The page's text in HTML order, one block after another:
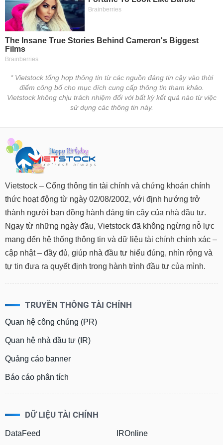
* Vietstock tổng hợp thông tin từ các nguồn đáng tin cậy vào thời
điểm công bố cho mục đích cung cấp thông tin tham khảo.
Vietstock không chịu trách nhiệm đối với bất kỳ kết quả nào từ việc
sử dụng các thông tin này.
Vietstock – Cổng thông tin tài chính và chứng khoán chính
thức hoạt động từ ngày 02/08/2002, với định hướng trở
thành người bạn đồng hành đáng tin cậy của nhà đầu tư.
Ngay từ những ngày đầu, Vietstock đã không ngừng nỗ lực
mang đến hệ thống thông tin và dữ liệu tài chính chính xác –
cập nhật – đầy đủ, giúp nhà đầu tư hiểu đúng, nhìn rộng và
tự tin đưa ra quyết định trong hành trình đầu tư của mình.
TRUYỀN THÔNG TÀI CHÍNH
Quan hệ công chúng (PR)
Quan hệ nhà đầu tư (IR)
Quảng cáo banner
Báo cáo phân tích
DỮ LIỆU TÀI CHÍNH
DataFeed
IROnline